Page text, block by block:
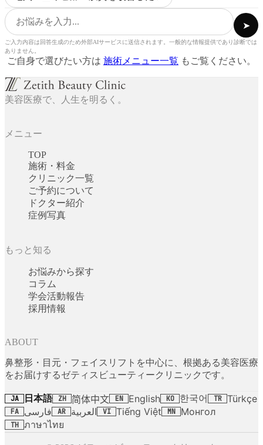
➤
ご入力内容は回答生成のため外部AIサービスに送信されます。一般的な情報提供であり診断では
ありません。
ご自身で選びたい方は 施術メニュー一覧 もご覧ください。
美容医療で、人生を明るく。
メニュー
TOP
施術・料金
クリニック一覧
ご予約について
ドクター紹介
症例写真
もっと知る
お悩みから探す
コラム
学会活動報告
採用情報
ABOUT
鼻整形・目元・フェイスリフトを中心に、根拠ある美容医療
をお届けするゼティスビューティークリニックです。
JA 日本語 ZH 简体中文 EN English KO 한국어 TR Türkçe
FA فارسی AR العربية VI Tiếng Việt MN Монгол
TH ภาษาไทย